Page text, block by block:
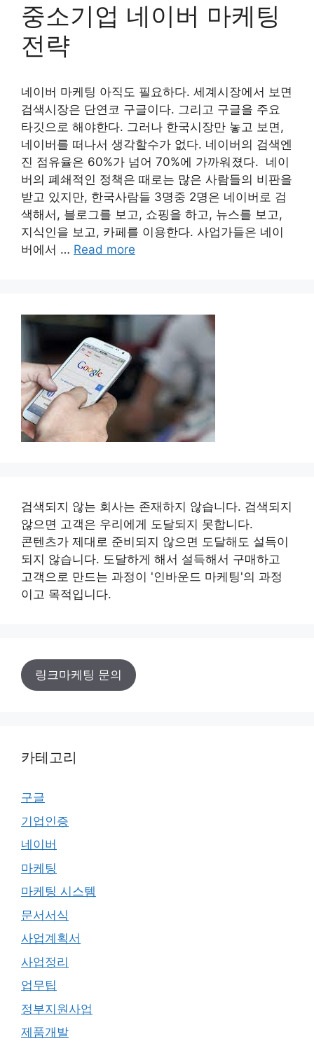
중소기업 네이버 마케팅
전략
네이버 마케팅 아직도 필요하다. 세계시장에서 보면
검색시장은 단연코 구글이다. 그리고 구글을 주요
타깃으로 해야한다. 그러나 한국시장만 놓고 보면,
네이버를 떠나서 생각할수가 없다. 네이버의 검색엔
진 점유율은 60%가 넘어 70%에 가까워졌다. 네이
버의 폐쇄적인 정책은 때로는 많은 사람들의 비판을
받고 있지만, 한국사람들 3명중 2명은 네이버로 검
색해서, 블로그를 보고, 쇼핑을 하고, 뉴스를 보고,
지식인을 보고, 카페를 이용한다. 사업가들은 네이
버에서 … Read more
검색되지 않는 회사는 존재하지 않습니다. 검색되지
않으면 고객은 우리에게 도달되지 못합니다.
콘텐츠가 제대로 준비되지 않으면 도달해도 설득이
되지 않습니다. 도달하게 해서 설득해서 구매하고
고객으로 만드는 과정이 '인바운드 마케팅'의 과정
이고 목적입니다.
링크마케팅 문의
카테고리
구글
기업인증
네이버
마케팅
마케팅 시스템
문서서식
사업계획서
사업정리
업무팁
정부지원사업
제품개발